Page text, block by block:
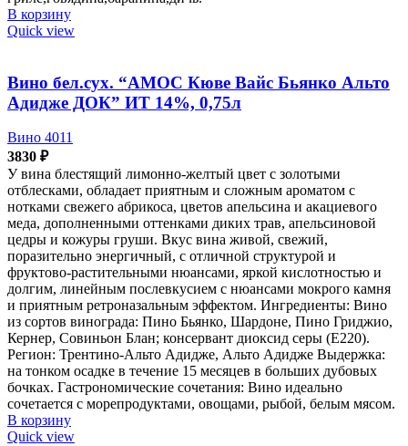
В корзину
Quick view
Вино бел.сух. “АМОС Кюве Вайс Бьянко Альто
Адидже ДОК” ИТ 14%, 0,75л
Вино 4011
3830 ₽
У вина блестящий лимонно-желтый цвет с золотыми
отблесками, обладает приятным и сложным ароматом с
нотками свежего абрикоса, цветов апельсина и акациевого
меда, дополненными оттенками диких трав, апельсиновой
цедры и кожуры груши. Вкус вина живой, свежий,
поразительно энергичный, с отличной структурой и
фруктово-растительными нюансами, яркой кислотностью и
долгим, линейным послевкусием с нюансами мокрого камня
и приятным ретроназальным эффектом. Ингредиенты: Вино
из сортов винограда: Пино Бьянко, Шардоне, Пино Гриджио,
Кернер, Совиньон Блан; консервант диоксид серы (Е220).
Регион: Трентино-Альто Адидже, Альто Адидже Выдержка:
на тонком осадке в течение 15 месяцев в больших дубовых
бочках. Гастрономические сочетания: Вино идеально
сочетается с морепродуктами, овощами, рыбой, белым мясом.
В корзину
Quick view